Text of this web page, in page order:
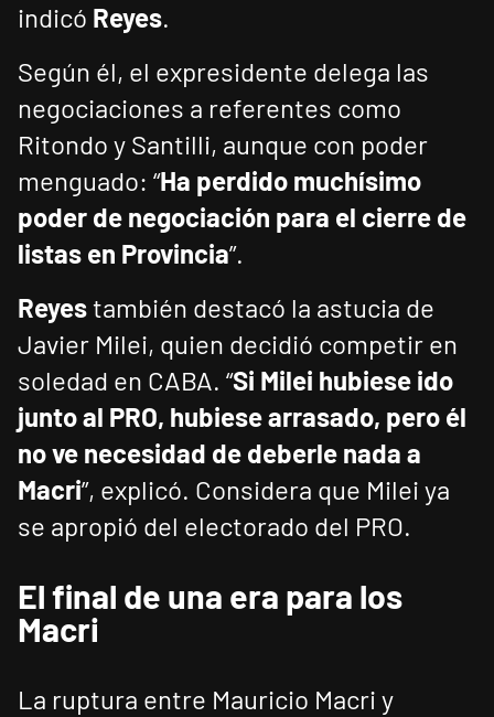
indicó Reyes.
Según él, el expresidente delega las
negociaciones a referentes como
Ritondo y Santilli, aunque con poder
menguado: “Ha perdido muchísimo
poder de negociación para el cierre de
listas en Provincia”.
Reyestambién destacó la astucia de
Javier Milei, quien decidió competir en
soledad en CABA. “Si Milei hubiese ido
junto al PRO, hubiese arrasado, pero él
no ve necesidad de deberle nada a
Macri”, explicó. Considera que Milei ya
se apropió del electorado del PRO.
El final de una era para los
Macri
La ruptura entre Mauricio Macri y